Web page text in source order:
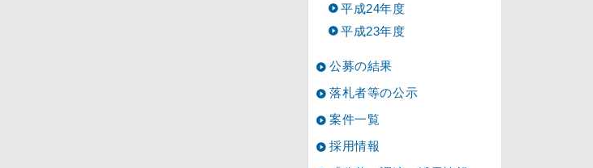
平成24年度
平成23年度
公募の結果
落札者等の公示
案件一覧
採用情報